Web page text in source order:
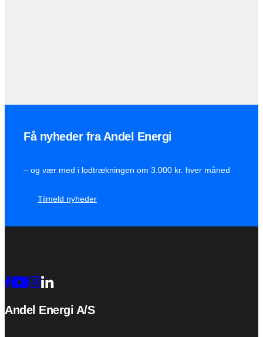
Få nyheder fra Andel Energi
– og vær med i lodtrækningen om 3.000 kr. hver måned
Tilmeld nyheder
Andel Energi A/S